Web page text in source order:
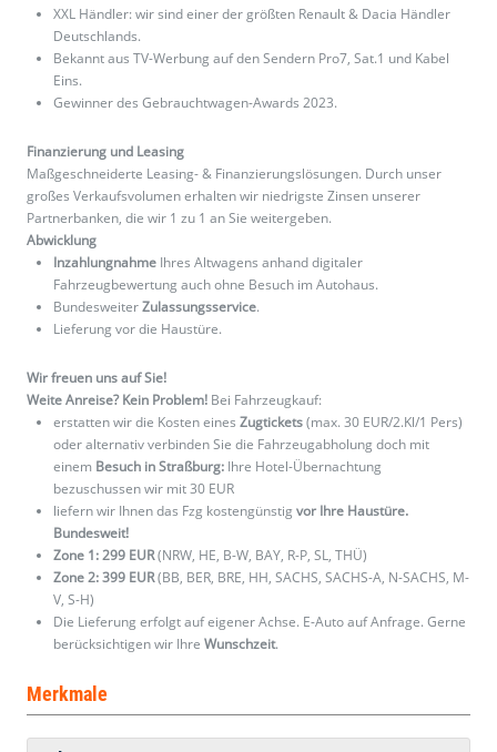
XXL Händler: wir sind einer der größten Renault & Dacia Händler
Deutschlands.
Bekannt aus TV-Werbung auf den Sendern Pro7, Sat.1 und Kabel
Eins.
Gewinner des Gebrauchtwagen-Awards 2023.
Finanzierung und Leasing
Maßgeschneiderte Leasing- & Finanzierungslösungen. Durch unser
großes Verkaufsvolumen erhalten wir niedrigste Zinsen unserer
Partnerbanken, die wir 1 zu 1 an Sie weitergeben.
Abwicklung
Inzahlungnahme Ihres Altwagens anhand digitaler
Fahrzeugbewertung auch ohne Besuch im Autohaus.
BundesweiterZulassungsservice.
Lieferung vor die Haustüre.
Wir freuen uns auf Sie!
Weite Anreise? Kein Problem! Bei Fahrzeugkauf:
erstatten wir die Kosten eines Zugtickets(max. 30 EUR/2.Kl/1 Pers)
oder alternativ verbinden Sie die Fahrzeugabholung doch mit
einem Besuch in Straßburg: Ihre Hotel-Übernachtung
bezuschussen wir mit 30 EUR
liefern wir Ihnen das Fzg kostengünstig vor Ihre Haustüre.
Bundesweit!
Zone 1: 299 EUR(NRW, HE, B-W, BAY, R-P, SL, THÜ)
Zone 2: 399 EUR(BB, BER, BRE, HH, SACHS, SACHS-A, N-SACHS, M-
V, S-H)
Die Lieferung erfolgt auf eigener Achse. E-Auto auf Anfrage. Gerne
berücksichtigen wir Ihre Wunschzeit.
Merkmale